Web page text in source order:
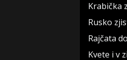
Krabička
Rusko
Rajčata
Kvete i v